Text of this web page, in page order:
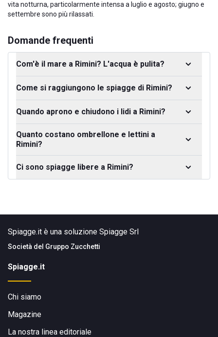
vita notturna, particolarmente intensa a luglio e agosto; giugno e
settembre sono più rilassati.
Domande frequenti
Com'è il mare a Rimini? L'acqua è pulita?
Come si raggiungono le spiagge di Rimini?
Quando aprono e chiudono i lidi a Rimini?
Quanto costano ombrellone e lettini a
Rimini?
Ci sono spiagge libere a Rimini?
Spiagge.it è una soluzione Spiagge Srl
Società del Gruppo Zucchetti
Spiagge.it
Chi siamo
Magazine
La nostra linea editoriale